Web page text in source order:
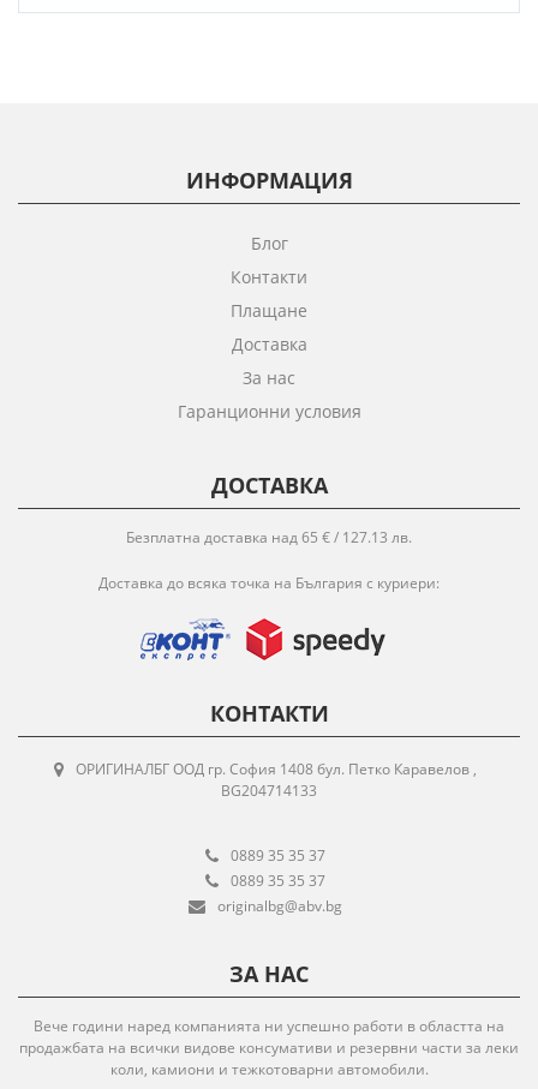
ИНФОРМАЦИЯ
Блог
Контакти
Плащане
Доставка
За нас
Гаранционни условия
ДОСТАВКА
Безплатна доставка над 65 € / 127.13 лв.
Доставка до всяка точка на България с куриери:
КОНТАКТИ
ОРИГИНАЛБГ ООД гр. София 1408 бул. Петко Каравелов ,
BG204714133
0889 35 35 37
0889 35 35 37
originalbg@abv.bg
ЗА НАС
Вече години наред компанията ни успешно работи в областта на
продажбата на всички видове консумативи и резервни части за леки
коли, камиони и тежкотоварни автомобили.